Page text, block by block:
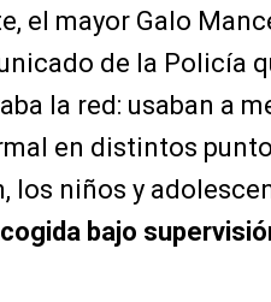
el mayor Galo
de la Policía
la red: usaban a
en distintos
los niños y
bajo